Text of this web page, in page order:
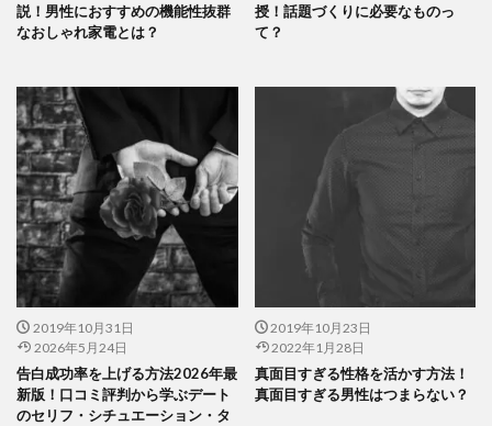
説！男性におすすめの機能性抜群
なおしゃれ家電とは？
授！話題づくりに必要なものっ
て？
2019年10月31日
2026年5月24日
告白成功率を上げる方法2026年最
新版！口コミ評判から学ぶデート
のセリフ・シチュエーション・タ
2019年10月23日
2022年1月28日
真面目すぎる性格を活かす方法！
真面目すぎる男性はつまらない？